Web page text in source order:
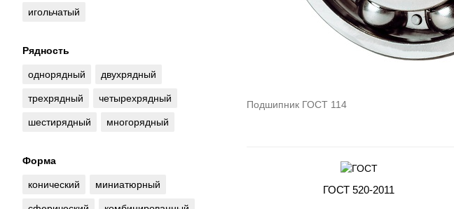
Подшипник ГОСТ 114
ГОСТ 520-2011
игольчатый
Рядность
однорядный двухрядный
трехрядный четырехрядный
шестирядный многорядный
Форма
конический миниатюрный